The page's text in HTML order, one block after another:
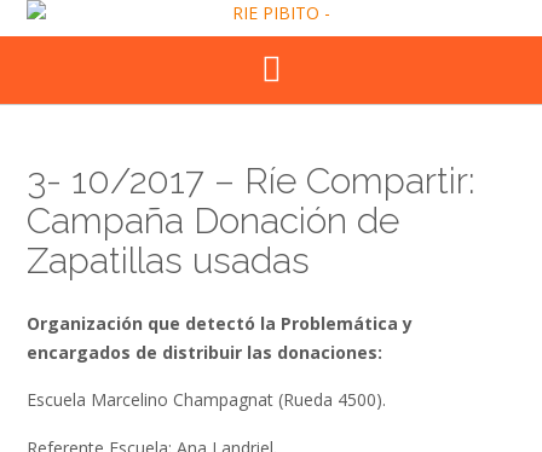
Skip
to
3- 10/2017 – Ríe Compartir:
Campaña Donación de
Zapatillas usadas
Organización que detectó la Problemática y
encargados de distribuir las donaciones:
Escuela Marcelino Champagnat (Rueda 4500).